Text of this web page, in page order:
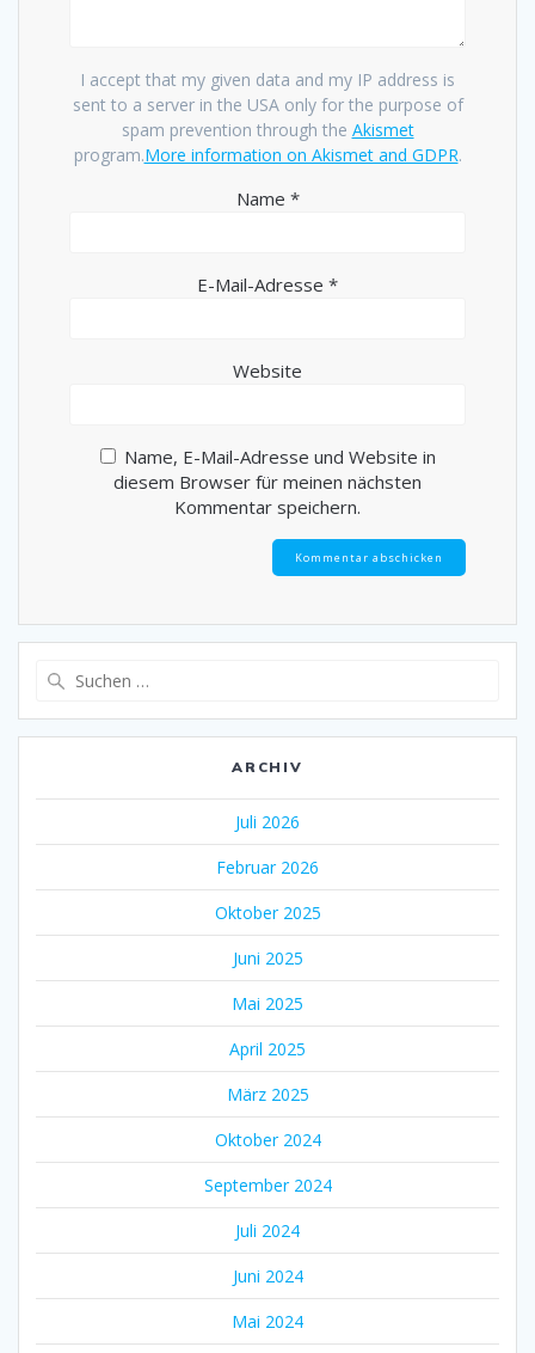
I accept that my given data and my IP address is
sent to a server in the USA only for the purpose of
spam prevention through the Akismet
program.More information on Akismet and GDPR.
Name *
E-Mail-Adresse *
Website
Name, E-Mail-Adresse und Website in
diesem Browser für meinen nächsten
Kommentar speichern.
ARCHIV
Juli 2026
Februar 2026
Oktober 2025
Juni 2025
Mai 2025
April 2025
März 2025
Oktober 2024
September 2024
Juli 2024
Juni 2024
Mai 2024